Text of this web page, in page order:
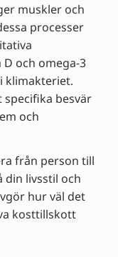
muskler och
processer
och omega-3
klimakteriet.
besvär
och
från person till
din livsstil och
hur väl det
kosttillskott